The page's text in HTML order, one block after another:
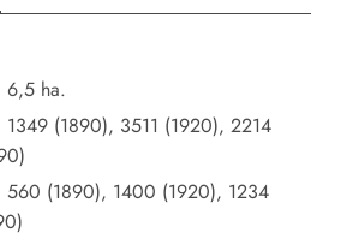
6,5 ha.
1349 (1890), 3511 (1920), 2214
560 (1890), 1400 (1920), 1234